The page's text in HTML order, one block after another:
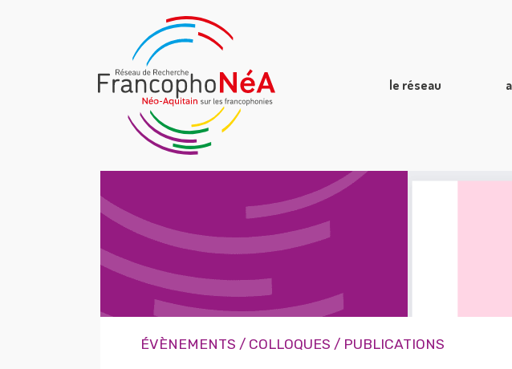
le réseau
ÉVÈNEMENTS / COLLOQUES / PUBLICATIONS